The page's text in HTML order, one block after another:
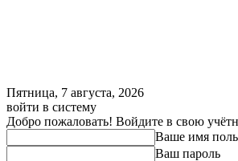
Пятница, 7 августа, 2026
войти в систему
Добро пожаловать! Войдите в свою
Ваше имя
Ваш пароль